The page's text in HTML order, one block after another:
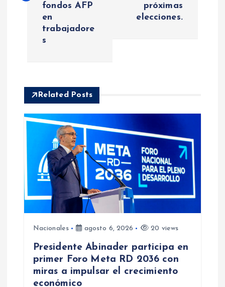
c
ó
n
d
e
fondos AFP
en
trabajadore
s
próximas
elecciones.
Related Posts
Nacionales agosto 6, 2026 20 views
Presidente Abinader participa en
primer Foro Meta RD 2036 con
miras a impulsar el crecimiento
económico